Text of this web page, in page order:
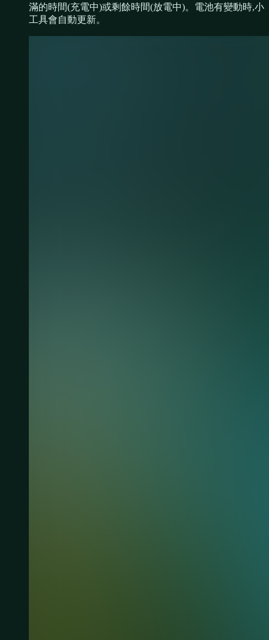
滿的時間(充電中)或剩餘時間(放電中)。電池有變動時,小
工具會自動更新。